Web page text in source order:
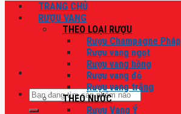
Tìm
kiếm:
TRANG CHỦ
RƯỢU VANG
THEO LOẠI RƯỢU
Rượu Champagne Pháp
Rượu vang ngọt
Rượu vang hồng
Rượu vang đỏ
Rượu vang trắng
THEO NƯỚC
Rượu Vang Ý